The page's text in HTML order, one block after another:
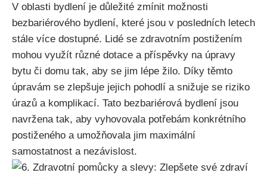
V oblasti bydlení je důležité zmínit možnosti
bezbariérového bydlení, které jsou v posledních letech
stále více dostupné. Lidé se zdravotním postižením
mohou využít různé dotace a příspěvky na úpravy
bytu či domu tak, aby se jim lépe žilo. Díky těmto
úpravám se zlepšuje jejich pohodlí a snižuje se riziko
úrazů a komplikací. Tato bezbariérová bydlení jsou
navržena tak, aby vyhovovala potřebám konkrétního
postiženého a umožňovala jim maximální
samostatnost a nezávislost.